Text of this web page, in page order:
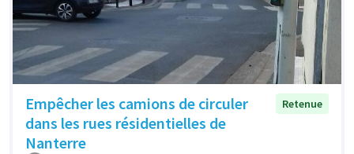
Empêcher les camions de circuler
dans les rues résidentielles de
Nanterre
Retenue